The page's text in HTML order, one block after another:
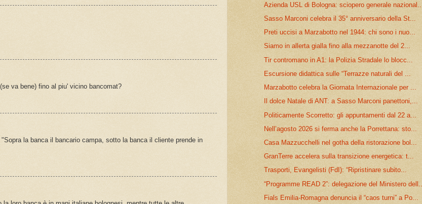
va bene) fino al piu' vicino bancomat?
la banca il bancario campa, sotto la banca il cliente prende in
Azienda USL di Bologna: sciopero generale
Sasso Marconi celebra il 35° anniversario della St...
Preti uccisi a Marzabotto nel 1944: chi sono i nuo...
Siamo in allerta gialla fino alla mezzanotte del 2...
Tir contromano in A1: la Polizia Stradale lo blocc...
Escursione didattica sulle “Terrazze naturali del ...
Marzabotto celebra la Giornata Internazionale per ...
Il dolce Natale di ANT: a Sasso Marconi panettoni,...
Politicamente Scorretto: gli appuntamenti dal 22 a...
Nell’agosto 2026 si ferma anche la Porrettana: sto...
Casa Mazzucchelli nel gotha della ristorazione bol...
GranTerre accelera sulla transizione energetica: t...
Trasporti, Evangelisti (FdI): “Ripristinare subito...
“Programme READ 2”: delegazione del Ministero
Fials Emilia-Romagna denuncia il “caos turni” a Po...